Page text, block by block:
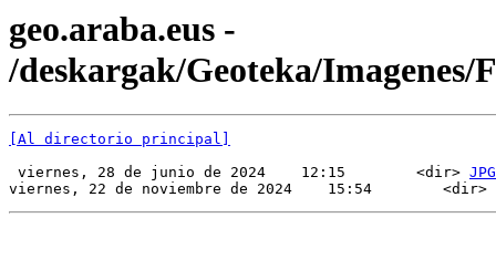
geo.araba.eus -
/deskargak/Geoteka/Imagenes/
[Al directorio principal]
viernes, 28 de junio de 2024    12:15        <dir> JPG
viernes, 22 de noviembre de 2024    15:54        <dir>